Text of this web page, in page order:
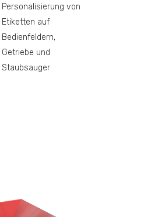
Personalisierung von
Etiketten auf
Bedienfeldern,
Getriebe und
Staubsauger